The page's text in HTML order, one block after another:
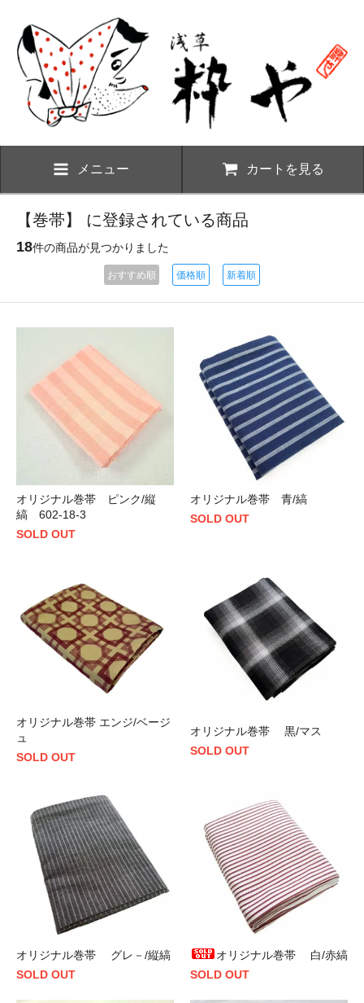
メニュー カートを見る
【巻帯】 に登録されている商品
18件の商品が見つかりました
おすすめ順 価格順 新着順
オリジナル巻帯 ピンク/縦
縞 602-18-3
SOLD OUT
オリジナル巻帯 青/縞
SOLD OUT
オリジナル巻帯 エンジ/ベージ
ュ
SOLD OUT
オリジナル巻帯 黒/マス
SOLD OUT
オリジナル巻帯 グレ－/縦縞
SOLD OUT
オリジナル巻帯 白/赤縞
SOLD OUT